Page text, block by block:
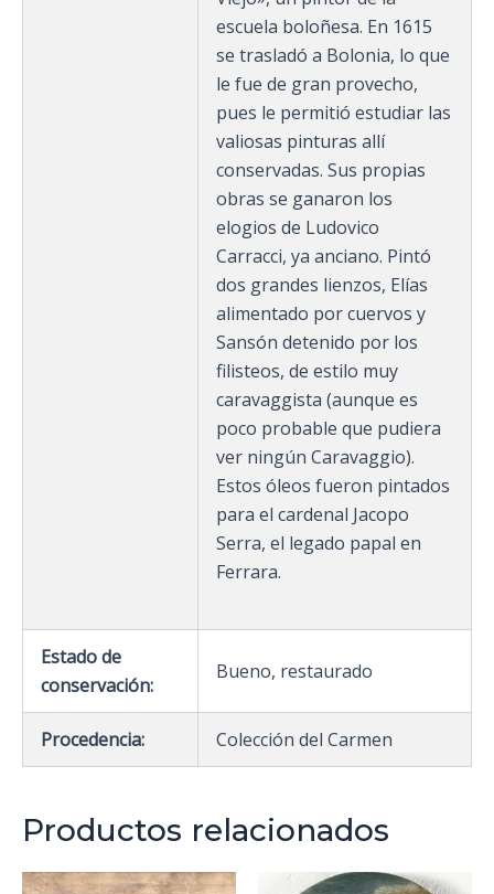
escuela boloñesa. En 1615
se trasladó a Bolonia, lo que
le fue de gran provecho,
pues le permitió estudiar las
valiosas pinturas allí
conservadas. Sus propias
obras se ganaron los
elogios de Ludovico
Carracci, ya anciano. Pintó
dos grandes lienzos, Elías
alimentado por cuervos y
Sansón detenido por los
filisteos, de estilo muy
caravaggista (aunque es
poco probable que pudiera
ver ningún Caravaggio).
Estos óleos fueron pintados
para el cardenal Jacopo
Serra, el legado papal en
Ferrara.
Estado de
conservación:
Bueno, restaurado
Procedencia: Colección del Carmen
Productos relacionados